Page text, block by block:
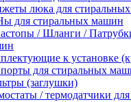
люка для
для стиральных машин
/ Шланги /
к установке
для стиральных
(заглушки)
/ термодатчики